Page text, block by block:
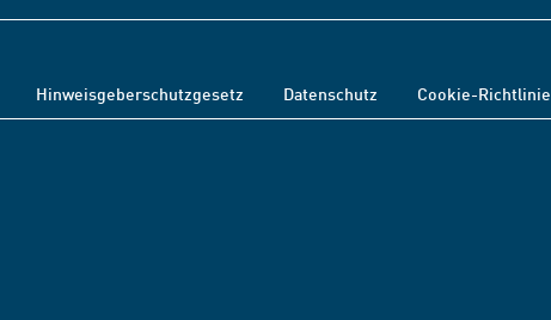
Hinweisgeberschutzgesetz Datenschutz Cookie-Richtlinie